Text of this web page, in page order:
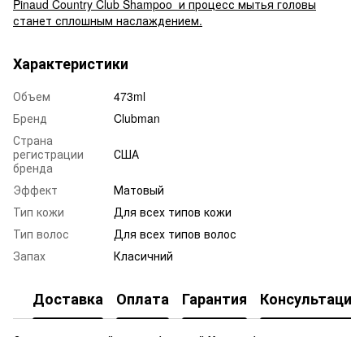
Pinaud Country Club Shampoo и процесс мытья головы
станет сплошным наслаждением.
Характеристики
Объем
473ml
Бренд
Clubman
Страна
регистрации
бренда
США
Эффект
Матовый
Тип кожи
Для всех типов кожи
Тип волос
Для всех типов волос
Запах
Класичний
Доставка Оплата Гарантия Консультация